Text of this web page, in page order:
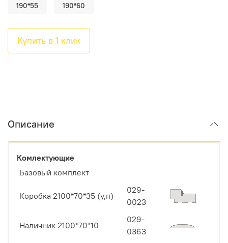
Купить в 1 клик
190*55 190*60
Описание
Комлектующие
Базовый комплект
Коробка 2100*70*35 (у,п)
029-
0023
Наличник 2100*70*10
029-
0363